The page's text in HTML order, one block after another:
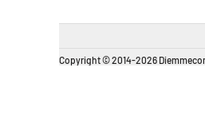
Copyright © 2014-2026